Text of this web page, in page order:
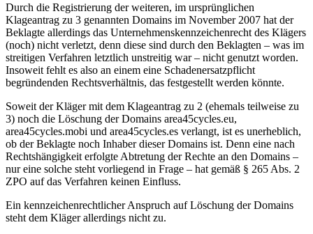
Durch die Registrierung der weiteren, im ursprünglichen
Klageantrag zu 3 genannten Domains im November 2007 hat der
Beklagte allerdings das Unternehmenskennzeichenrecht des Klägers
(noch) nicht verletzt, denn diese sind durch den Beklagten – was im
streitigen Verfahren letztlich unstreitig war – nicht genutzt worden.
Insoweit fehlt es also an einem eine Schadenersatzpflicht
begründenden Rechtsverhältnis, das festgestellt werden könnte.
Soweit der Kläger mit dem Klageantrag zu 2 (ehemals teilweise zu
3) noch die Löschung der Domains area45cycles.eu,
area45cycles.mobi und area45cycles.es verlangt, ist es unerheblich,
ob der Beklagte noch Inhaber dieser Domains ist. Denn eine nach
Rechtshängigkeit erfolgte Abtretung der Rechte an den Domains –
nur eine solche steht vorliegend in Frage – hat gemäß § 265 Abs. 2
ZPO auf das Verfahren keinen Einfluss.
Ein kennzeichenrechtlicher Anspruch auf Löschung der Domains
steht dem Kläger allerdings nicht zu.